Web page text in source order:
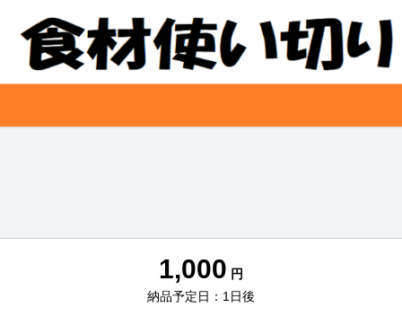
1,000 円
納品予定日：1日後